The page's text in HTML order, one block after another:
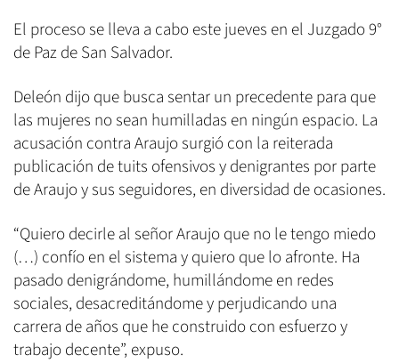
El proceso se lleva a cabo este jueves en el Juzgado 9°
de Paz de San Salvador.
Deleón dijo que busca sentar un precedente para que
las mujeres no sean humilladas en ningún espacio. La
acusación contra Araujo surgió con la reiterada
publicación de tuits ofensivos y denigrantes por parte
de Araujo y sus seguidores, en diversidad de ocasiones.
“Quiero decirle al señor Araujo que no le tengo miedo
(…) confío en el sistema y quiero que lo afronte. Ha
pasado denigrándome, humillándome en redes
sociales, desacreditándome y perjudicando una
carrera de años que he construido con esfuerzo y
trabajo decente”, expuso.